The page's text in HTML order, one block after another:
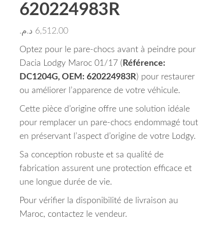
620224983R
6,512.00 د.م.
Optez pour le pare-chocs avant à peindre pour
Dacia Lodgy Maroc 01/17 ( Référence:
DC1204G, OEM: 620224983R) pour restaurer
ou améliorer l’apparence de votre véhicule.
Cette pièce d’origine offre une solution idéale
pour remplacer un pare-chocs endommagé tout
en préservant l’aspect d’origine de votre Lodgy.
Sa conception robuste et sa qualité de
fabrication assurent une protection efficace et
une longue durée de vie.
Pour vérifier la disponibilité de livraison au
Maroc, contactez le vendeur.